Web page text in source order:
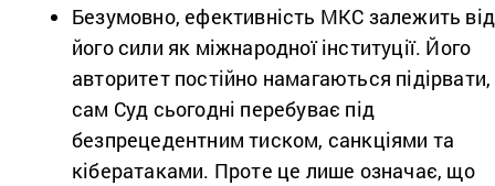
Безумовно, ефективність МКС залежить від
його сили як міжнародної інституції. Його
авторитет постійно намагаються
сам Суд сьогодні перебуває під
безпрецедентним тиском, санкціями та
кібератаками. Проте це лише означає, що